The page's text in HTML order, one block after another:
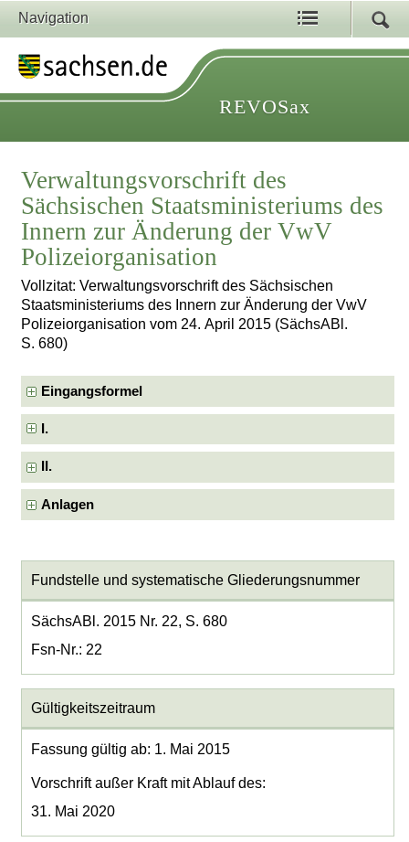
Navigation
REVOSax
Verwaltungsvorschrift des
Sächsischen Staatsministeriums des
Innern zur Änderung der VwV
Polizeiorganisation
Vollzitat: Verwaltungsvorschrift des Sächsischen
Staatsministeriums des Innern zur Änderung der VwV
Polizeiorganisation vom 24. April 2015 (SächsABl.
S. 680)
Eingangsformel
I.
II.
Anlagen
Fundstelle und systematische Gliederungsnummer
SächsABl. 2015 Nr. 22, S. 680
Fsn-Nr.: 22
Gültigkeitszeitraum
Fassung gültig ab: 1. Mai 2015
Vorschrift außer Kraft mit Ablauf des:
31. Mai 2020